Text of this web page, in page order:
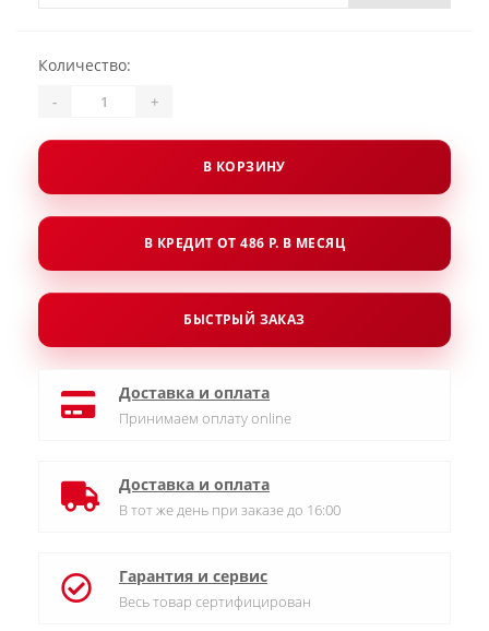
Количество:
- +
В КОРЗИНУ
В КРЕДИТ ОТ 486 Р. В МЕСЯЦ
БЫСТРЫЙ ЗАКАЗ
Доставка и оплата
Принимаем оплату online
Доставка и оплата
В тот же день при заказе до 16:00
Гарантия и сервис
Весь товар сертифицирован